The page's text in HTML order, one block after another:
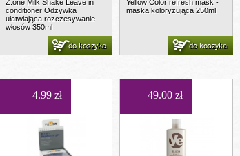
Z.one Milk Shake Leave in
conditioner Odżywka
ułatwiająca rozczesywanie
włosów 350ml
do koszyka
Yellow Color refresh mask -
maska koloryzująca 250ml
do koszyka
4.99 zł 49.00 zł